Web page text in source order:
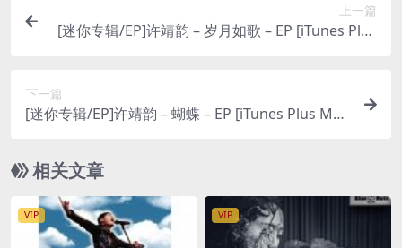
上一篇
[迷你专辑/EP]许靖韵 – 岁月如歌 – EP [iTunes Plus
下一篇
[迷你专辑/EP]许靖韵 – 蝴蝶 – EP [iTunes Plus M4
相关文章
VIP VIP